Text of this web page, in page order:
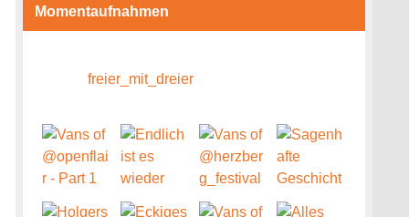
Momentaufnahmen
freier_mit_dreier